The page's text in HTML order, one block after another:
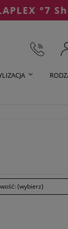
°7 Shine
(wybierz)